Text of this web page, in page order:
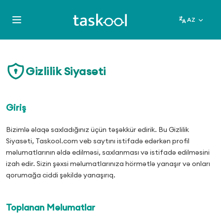
AZ
Gizlilik Siyasəti
Giriş
Bizimlə əlaqə saxladığınız üçün təşəkkür edirik. Bu Gizlilik
Siyasəti, Taskool.com veb saytını istifadə edərkən profil
məlumatlarının əldə edilməsi, saxlanması və istifadə edilməsini
izah edir. Sizin şəxsi məlumatlarınıza hörmətlə yanaşır və onları
qorumağa ciddi şəkildə yanaşırıq.
Toplanan Məlumatlar